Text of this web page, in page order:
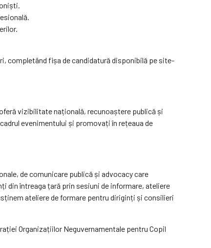
completând fișa de candidatură disponibilă pe site-
vizibilitate națională, recunoaștere publică și
evenimentului și promovați în rețeaua de
de comunicare publică și advocacy care
din întreaga țară prin sesiuni de informare, ateliere
ateliere de formare pentru diriginți și consilieri
Organizațiilor Neguvernamentale pentru Copil